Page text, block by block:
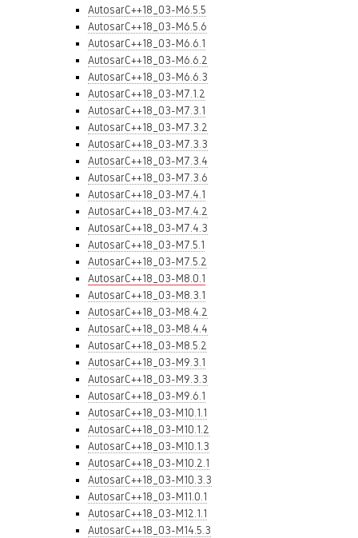
AutosarC++18_03-M6.5.5
AutosarC++18_03-M6.5.6
AutosarC++18_03-M6.6.1
AutosarC++18_03-M6.6.2
AutosarC++18_03-M6.6.3
AutosarC++18_03-M7.1.2
AutosarC++18_03-M7.3.1
AutosarC++18_03-M7.3.2
AutosarC++18_03-M7.3.3
AutosarC++18_03-M7.3.4
AutosarC++18_03-M7.3.6
AutosarC++18_03-M7.4.1
AutosarC++18_03-M7.4.2
AutosarC++18_03-M7.4.3
AutosarC++18_03-M7.5.1
AutosarC++18_03-M7.5.2
AutosarC++18_03-M8.0.1
AutosarC++18_03-M8.3.1
AutosarC++18_03-M8.4.2
AutosarC++18_03-M8.4.4
AutosarC++18_03-M8.5.2
AutosarC++18_03-M9.3.1
AutosarC++18_03-M9.3.3
AutosarC++18_03-M9.6.1
AutosarC++18_03-M10.1.1
AutosarC++18_03-M10.1.2
AutosarC++18_03-M10.1.3
AutosarC++18_03-M10.2.1
AutosarC++18_03-M10.3.3
AutosarC++18_03-M11.0.1
AutosarC++18_03-M12.1.1
AutosarC++18_03-M14.5.3